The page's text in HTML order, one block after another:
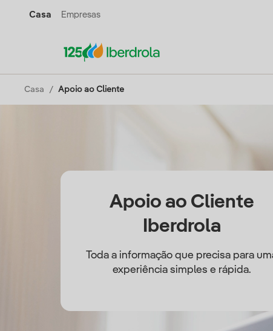
Casa Empresas
Casa Apoio ao Cliente
Apoio ao Cliente
Iberdrola
Toda a informação que precisa para
experiência simples e rápida.